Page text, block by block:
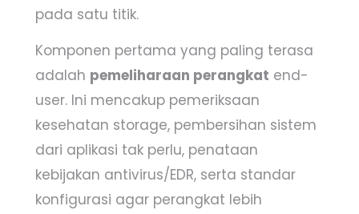
pada satu titik.
Komponen pertama yang paling terasa
adalah pemeliharaan perangkat end-
user. Ini mencakup pemeriksaan
kesehatan storage, pembersihan sistem
dari aplikasi tak perlu, penataan
kebijakan antivirus/EDR, serta standar
konfigurasi agar perangkat lebih